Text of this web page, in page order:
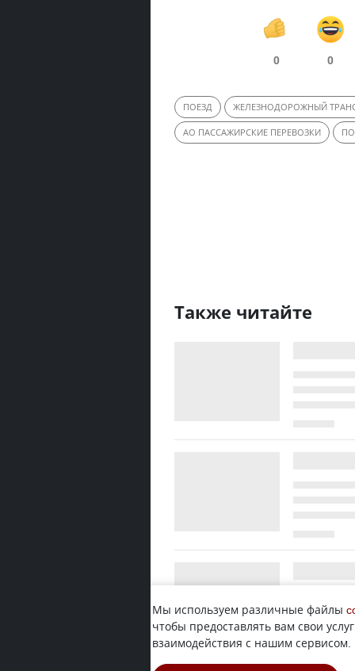
0 0
ПОЕЗД ЖЕЛЕЗНОДОРОЖНЫЙ
АО ПАССАЖИРСКИЕ ПЕРЕВОЗКИ
Также читайте
Мы используем различные файлы
чтобы предоставлять вам свои
взаимодействия с нашим сервисом.